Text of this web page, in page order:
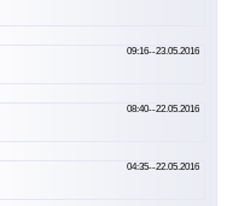
09:16--23.05.2016
08:40--22.05.2016
04:35--22.05.2016